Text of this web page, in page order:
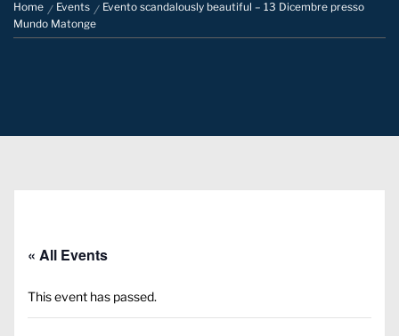
Home Events
Evento scandalously beautiful – 13 Dicembre presso
Mundo Matonge
« All Events
This event has passed.